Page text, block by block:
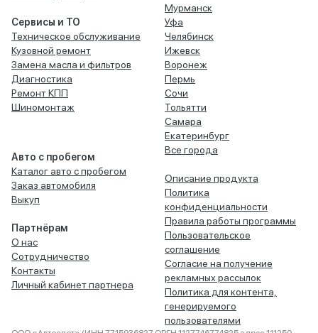
Сервисы и ТО
Техническое обслуживание
Кузовной ремонт
Замена масла и фильтров
Диагностика
Ремонт КПП
Шиномонтаж
Авто с пробегом
Каталог авто с пробегом
Заказ автомобиля
Выкуп
Партнёрам
О нас
Сотрудничество
Контакты
Личный кабинет партнера
Мурманск
Уфа
Челябинск
Ижевск
Воронеж
Пермь
Сочи
Тольятти
Самара
Екатеринбург
Все города
Описание продукта
Политика
конфиденциальности
Правила работы программы
Пользовательское
соглашение
Согласие на получение
рекламных рассылок
Политика для контента,
генерируемого
пользователями